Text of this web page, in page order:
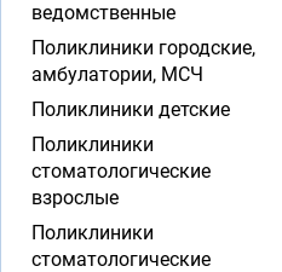
ведомственные
Поликлиники городские,
амбулатории, МСЧ
Поликлиники детские
Поликлиники
стоматологические
взрослые
Поликлиники
стоматологические